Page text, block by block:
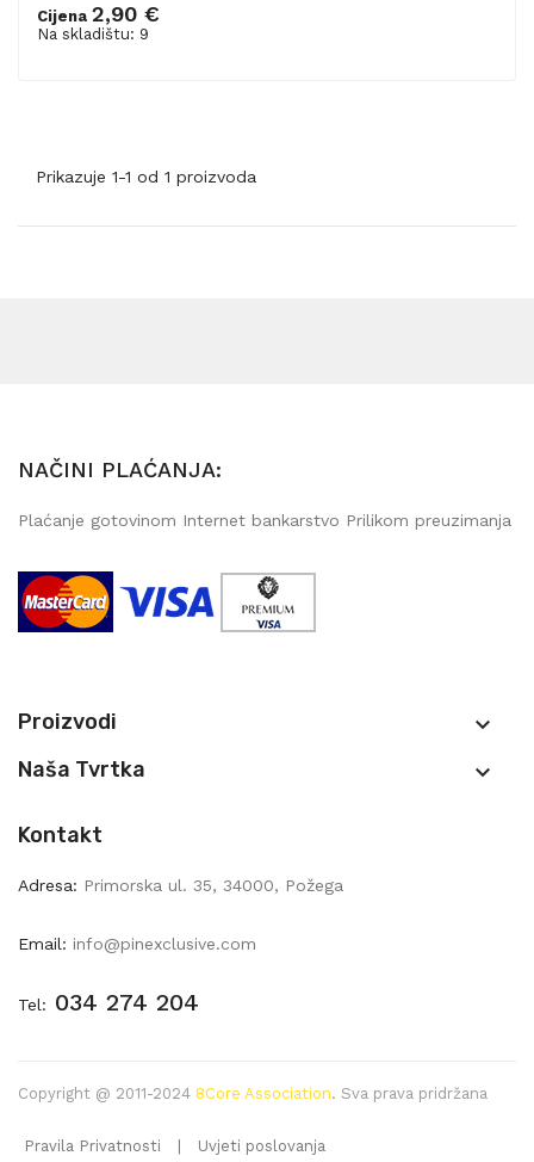
Cijena 2,90 €
Na skladištu: 9
Dodaj u košaricu
Prikazuje 1-1 od 1 proizvoda
NAČINI PLAĆANJA:
Plaćanje gotovinom Internet bankarstvo Prilikom preuzimanja
Proizvodi 
Naša Tvrtka 
Kontakt
Adresa: Primorska ul. 35, 34000, Požega
Email: info@pinexclusive.com
Tel: 034 274 204
Copyright @ 2011-2024 8Core Association. Sva prava pridržana
Pravila Privatnosti Uvjeti poslovanja